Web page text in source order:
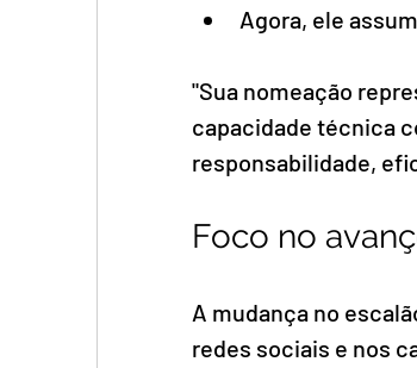
Agora, ele
"Sua nomeação
capacidade técnica
responsabilidade,
Foco no
A mudança no
redes sociais e nos